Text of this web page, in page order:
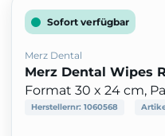
Sofort verfügbar
Merz Dental
Merz Dental Wipes
Format 30 x 24 cm,
Herstellernr: 1060568